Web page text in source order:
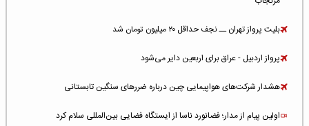
بلیت پرواز تهران ــ نجف حداقل ۲۰ میلیون تومان شد
پرواز اردبیل - عراق برای اربعین دایر می‌شود
هشدار شرکت‌های هواپیمایی چین درباره ضررهای سنگین تابستانی
اولین پیام از مدار؛ فضانورد ناسا از ایستگاه فضایی بین‌المللی سلام کرد